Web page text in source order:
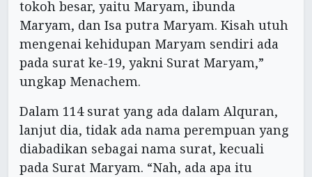
tokoh besar, yaitu Maryam, ibunda
Maryam, dan Isa putra Maryam. Kisah utuh
mengenai kehidupan Maryam sendiri ada
pada surat ke-19, yakni Surat Maryam,”
ungkap Menachem.
Dalam 114 surat yang ada dalam Alquran,
lanjut dia, tidak ada nama perempuan yang
diabadikan sebagai nama surat, kecuali
pada Surat Maryam. “Nah, ada apa itu